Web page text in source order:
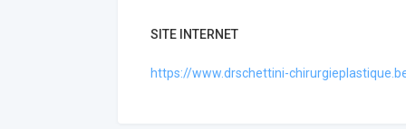
SITE INTERNET
https://www.drschettini-